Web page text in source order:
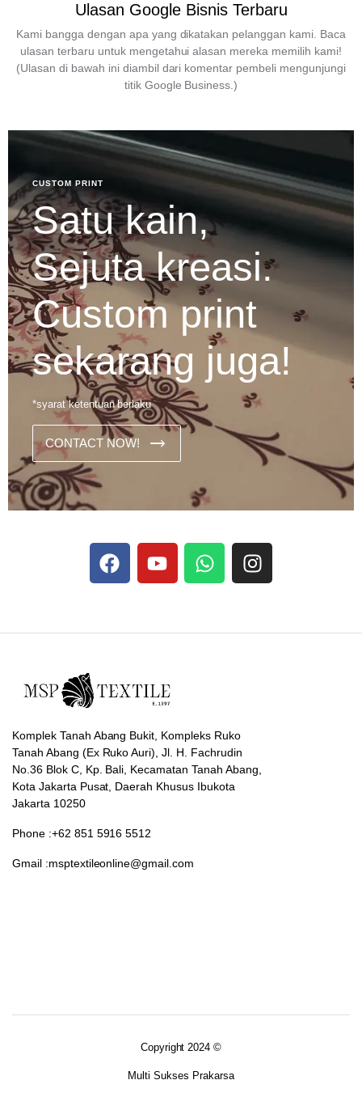
Ulasan Google Bisnis Terbaru
Kami bangga dengan apa yang dikatakan pelanggan kami. Baca
ulasan terbaru untuk mengetahui alasan mereka memilih kami!
(Ulasan di bawah ini diambil dari komentar pembeli mengunjungi
titik Google Business.)
CUSTOM PRINT
Satu kain,
Sejuta kreasi.
Custom print
sekarang juga!
*syarat ketentuan berlaku
CONTACT NOW!
francophones.
Komplek Tanah Abang Bukit, Kompleks Ruko
Tanah Abang (Ex Ruko Auri), Jl. H. Fachrudin
No.36 Blok C, Kp. Bali, Kecamatan Tanah Abang,
Kota Jakarta Pusat, Daerah Khusus Ibukota
Jakarta 10250
Phone :+62 851 5916 5512
Gmail :msptextileonline@gmail.com
Copyright 2024 ©
Multi Sukses Prakarsa